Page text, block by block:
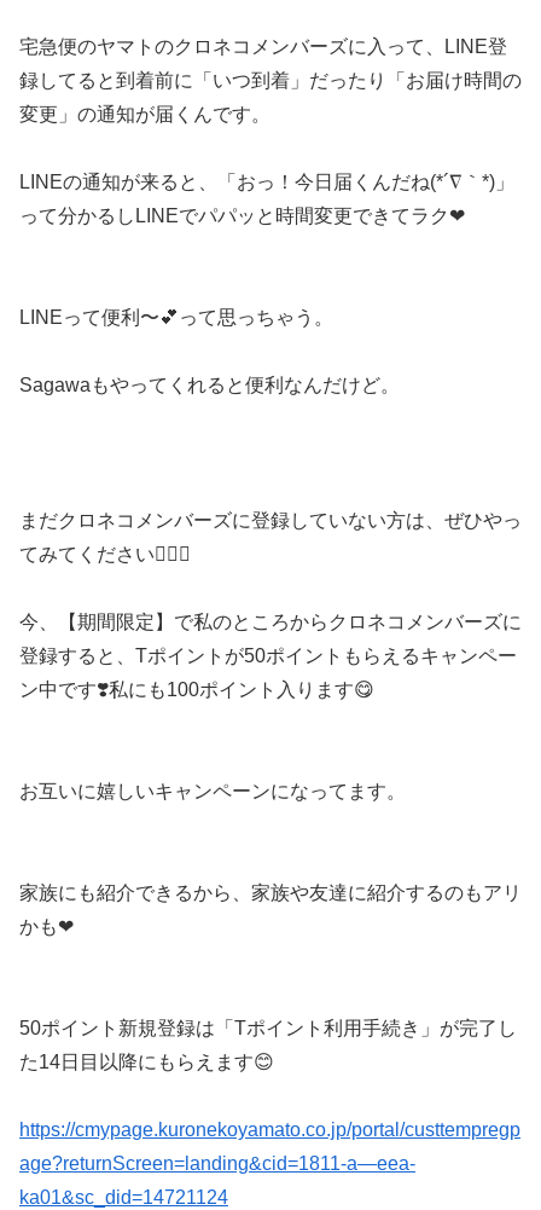
宅急便のヤマトのクロネコメンバーズに入って、LINE登
録してると到着前に「いつ到着」だったり「お届け時間の
変更」の通知が届くんです。
LINEの通知が来ると、「おっ！今日届くんだね(*´∇｀*)」
って分かるしLINEでパパッと時間変更できてラク❤︎
LINEって便利〜💕って思っちゃう。
Sagawaもやってくれると便利なんだけど。
まだクロネコメンバーズに登録していない方は、ぜひやっ
てみてください🙋‍♀️✨
今、【期間限定】で私のところからクロネコメンバーズに
登録すると、Tポイントが50ポイントもらえるキャンペー
ン中です❣️私にも100ポイント入ります😋
お互いに嬉しいキャンペーンになってます。
家族にも紹介できるから、家族や友達に紹介するのもアリ
かも❤︎
50ポイント新規登録は「Tポイント利用手続き」が完了し
た14日目以降にもらえます😊
https://cmypage.kuronekoyamato.co.jp/portal/custtempregp
age?returnScreen=landing&cid=1811-a—eea-
ka01&sc_did=14721124